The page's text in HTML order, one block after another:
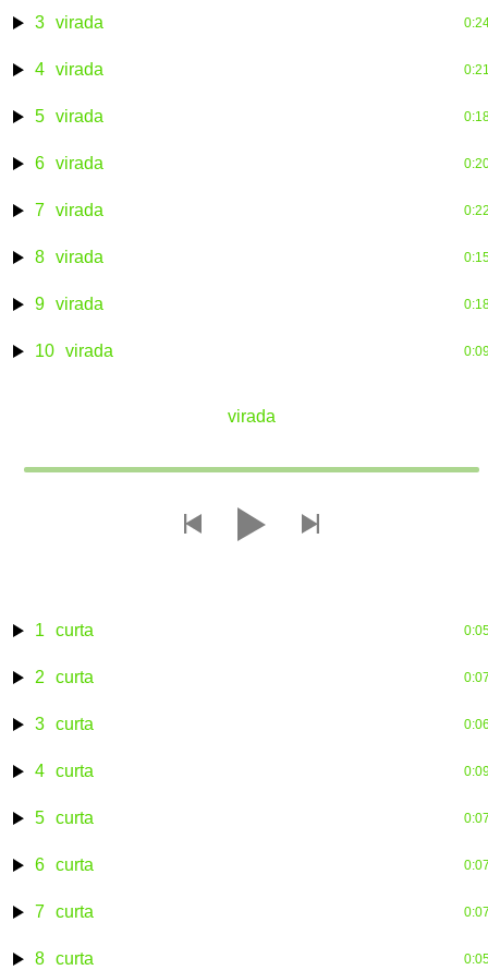
3 virada
4 virada
5 virada
6 virada
7 virada
8 virada
9 virada
10 virada
virada
1 curta
2 curta
3 curta
4 curta
5 curta
6 curta
7 curta
8 curta